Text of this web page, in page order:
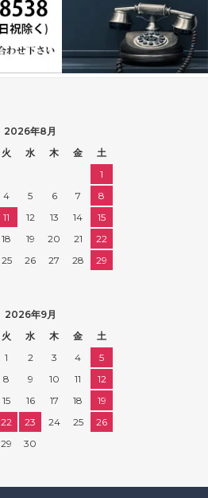
2026年8月
火 水 木 金
土
1
4 5 6 7
8
11 12 13 14
15
18 19 20 21
22
25 26 27 28
29
2026年9月
火 水 木 金
土
1
2 3 4
5
8 9 10 11
12
15 16 17 18
19
22 23 24 25
26
29 30